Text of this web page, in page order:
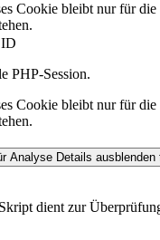
Cookie bleibt nur für die
PHP-Session.
Cookie bleibt nur für die
Analyse Details ausblenden
dient zur